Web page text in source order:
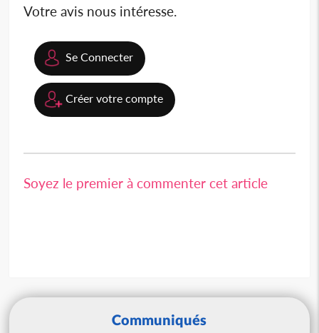
Votre avis nous intéresse.
Se Connecter
Créer votre compte
Soyez le premier à commenter cet article
Communiqués